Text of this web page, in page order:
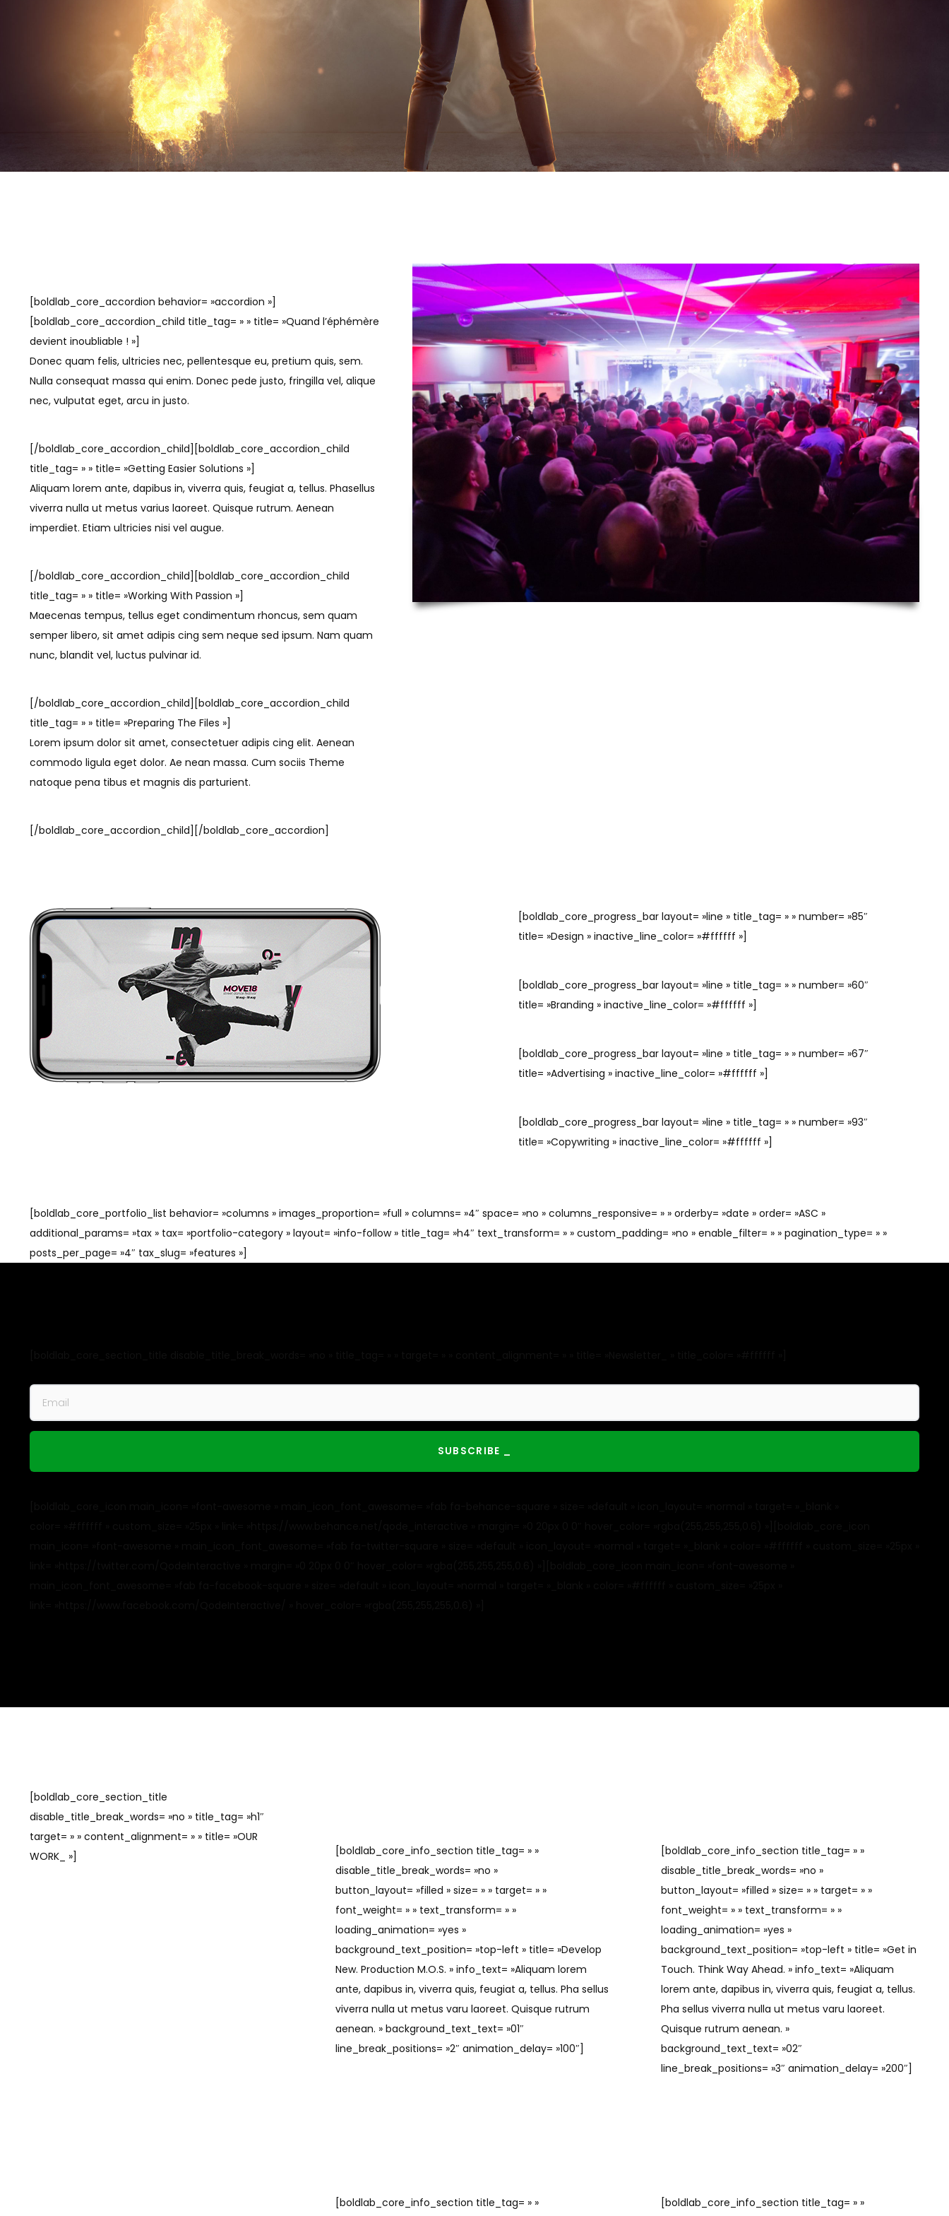
!
[boldlab_core_accordion behavior= »accordion »]
[boldlab_core_accordion_child title_tag= » » title= »Quand l’éphémère
devient inoubliable ! »]
Donec quam felis, ultricies nec, pellentesque eu, pretium quis, sem.
Nulla consequat massa qui enim. Donec pede justo, fringilla vel, alique
nec, vulputat eget, arcu in justo.
[/boldlab_core_accordion_child][boldlab_core_accordion_child
title_tag= » » title= »Getting Easier Solutions »]
Aliquam lorem ante, dapibus in, viverra quis, feugiat a, tellus. Phasellus
viverra nulla ut metus varius laoreet. Quisque rutrum. Aenean
imperdiet. Etiam ultricies nisi vel augue.
[/boldlab_core_accordion_child][boldlab_core_accordion_child
title_tag= » » title= »Working With Passion »]
Maecenas tempus, tellus eget condimentum rhoncus, sem quam
semper libero, sit amet adipis cing sem neque sed ipsum. Nam quam
nunc, blandit vel, luctus pulvinar id.
[/boldlab_core_accordion_child][boldlab_core_accordion_child
title_tag= » » title= »Preparing The Files »]
Lorem ipsum dolor sit amet, consectetuer adipis cing elit. Aenean
commodo ligula eget dolor. Ae nean massa. Cum sociis Theme
natoque pena tibus et magnis dis parturient.
[/boldlab_core_accordion_child][/boldlab_core_accordion]
[boldlab_core_progress_bar layout= »line » title_tag= » » number= »85″
title= »Design » inactive_line_color= »#ffffff »]
[boldlab_core_progress_bar layout= »line » title_tag= » » number= »60″
title= »Branding » inactive_line_color= »#ffffff »]
[boldlab_core_progress_bar layout= »line » title_tag= » » number= »67″
title= »Advertising » inactive_line_color= »#ffffff »]
[boldlab_core_progress_bar layout= »line » title_tag= » » number= »93″
title= »Copywriting » inactive_line_color= »#ffffff »]
[boldlab_core_portfolio_list behavior= »columns » images_proportion= »full » columns= »4″ space= »no » columns_responsive= » » orderby= »date » order= »ASC »
additional_params= »tax » tax= »portfolio-category » layout= »info-follow » title_tag= »h4″ text_transform= » » custom_padding= »no » enable_filter= » » pagination_type= » »
posts_per_page= »4″ tax_slug= »features »]
[boldlab_core_section_title
disable_title_break_words= »no » title_tag= »h1″
target= » » content_alignment= » » title= »OUR
WORK_ »]
[boldlab_core_info_section title_tag= » »
disable_title_break_words= »no »
button_layout= »filled » size= » » target= » »
font_weight= » » text_transform= » »
loading_animation= »yes »
background_text_position= »top-left » title= »Develop
New. Production M.O.S. » info_text= »Aliquam lorem
ante, dapibus in, viverra quis, feugiat a, tellus. Pha sellus
viverra nulla ut metus varu laoreet. Quisque rutrum
aenean. » background_text_text= »01″
line_break_positions= »2″ animation_delay= »100″]
[boldlab_core_info_section title_tag= » »
disable_title_break_words= »no »
button_layout= »filled » size= » » target= » »
font_weight= » » text_transform= » »
loading_animation= »yes »
background_text_position= »top-left » title= »Get in
Touch. Think Way Ahead. » info_text= »Aliquam
lorem ante, dapibus in, viverra quis, feugiat a, tellus.
Pha sellus viverra nulla ut metus varu laoreet.
Quisque rutrum aenean. »
background_text_text= »02″
line_break_positions= »3″ animation_delay= »200″]
[boldlab_core_info_section title_tag= » »
[boldlab_core_info_section title_tag= » »